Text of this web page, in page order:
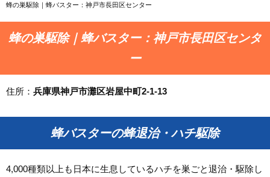
蜂の巣駆除｜蜂バスター：神戸市長田区センター
蜂の巣駆除｜蜂バスター：神戸市長田区センタ
ー
住所： 兵庫県神戸市灘区岩屋中町2-1-13
蜂バスターの蜂退治・ハチ駆除
4,000種類以上も日本に生息しているハチを巣ごと退治・駆除し